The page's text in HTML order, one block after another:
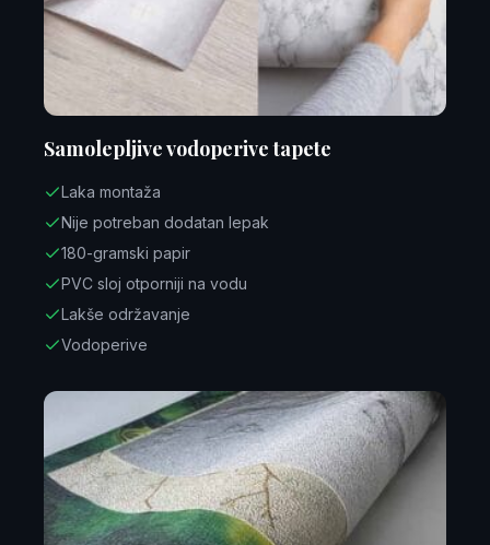
Samolepljive vodoperive tapete
Laka montaža
Nije potreban dodatan lepak
180-gramski papir
PVC sloj otporniji na vodu
Lakše održavanje
Vodoperive